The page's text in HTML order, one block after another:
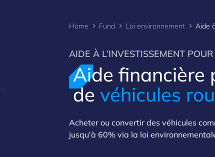
>
Home Fund Loi environnement
AIDE À L’INVESTISSEMENT
Aide financière
de véhicules
Acheter ou convertir des véhicules
jusqu'à 60% via la loi